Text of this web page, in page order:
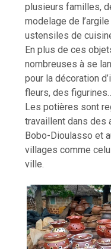
plusieurs familles,
modelage de
ustensiles de
En plus de ces
nombreuses à se
pour la décoration
fleurs, des
Les potières sont
travaillent dans des
Bobo-Dioulasso et
villages comme
ville.